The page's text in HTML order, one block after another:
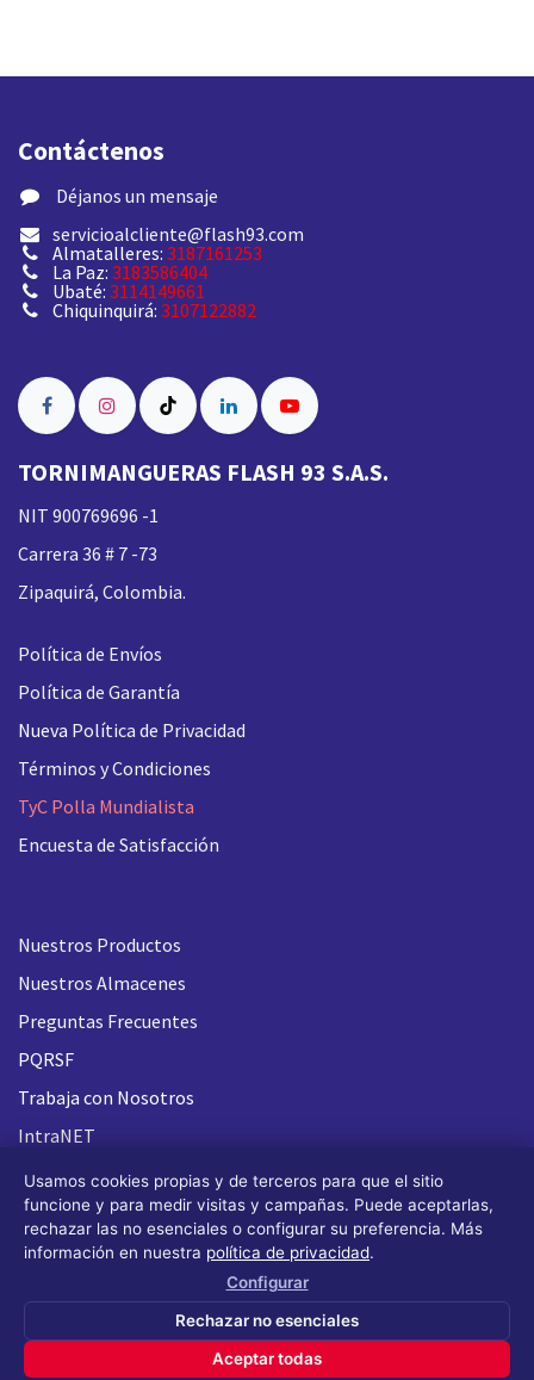
Contáctenos
​ Déjanos un mensaje
servicioalcliente@flash93.com
Almatalleres: 3187161253
La Paz: 3183586404
Ubaté: 3114149661
Chiquinquirá: 3107122882
TORNIMANGUERAS FLASH 93 S.A.S.
NIT 900769696 -1
Carrera 36 # 7 -73
Zipaquirá, Colombia.
Política de Envíos
Política de Garantía
Nueva Política de Privacidad
Términos y Condiciones
TyC Polla Mundialista
Encuesta de Satisfacción
Nuestros Productos
Nuestros Almacenes
Preguntas Frecuentes
PQRSF
Trabaja con Nosotros
IntraNET
Todos los derechos reservados FLASH 93
Usamos cookies propias y de terceros para que el sitio
funcione y para medir visitas y campañas. Puede aceptarlas,
rechazar las no esenciales o configurar su preferencia. Más
información en nuestra política de privacidad.
Configurar
Rechazar no esenciales
Aceptar todas